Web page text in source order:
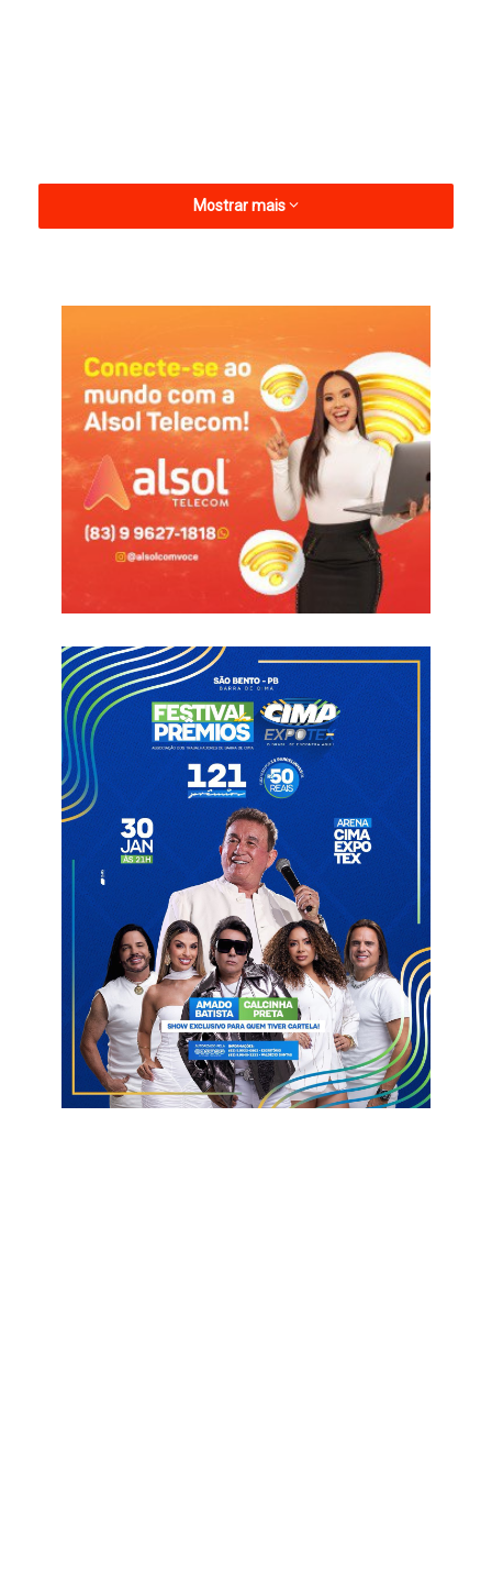
Apesar dos dias sem expediente, os serviços considerados
essenciais, como limpeza urbana, permanecem funcionando.
Atendimentos de urgência e emergência no hospital e o
Serviço de Atendimento Móvel de Urgência (Samu) também
mantém pleno funcionamento.
Mostrar mais